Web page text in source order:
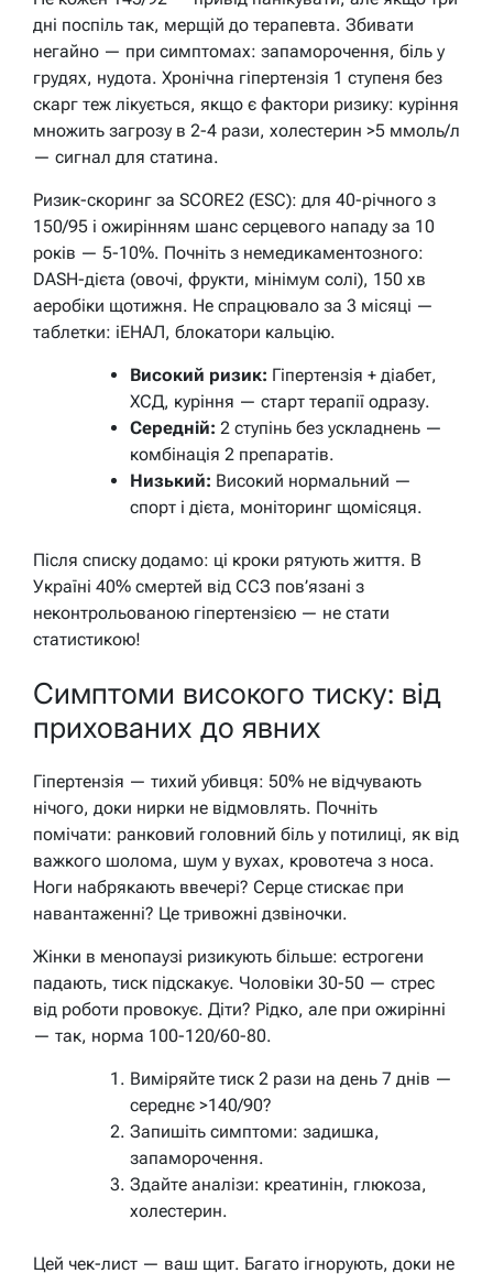
дні поспіль так, мерщій до терапевта. Збивати
негайно — при симптомах: запаморочення, біль у
грудях, нудота. Хронічна гіпертензія 1 ступеня без
скарг теж лікується, якщо є фактори ризику: куріння
множить загрозу в 2-4 рази, холестерин >5 ммоль/л
— сигнал для статина.
Ризик-скоринг за SCORE2 (ESC): для 40-річного з
150/95 і ожирінням шанс серцевого нападу за 10
років — 5-10%. Почніть з немедикаментозного:
DASH-дієта (овочі, фрукти, мінімум солі), 150 хв
аеробіки щотижня. Не спрацювало за 3 місяці —
таблетки: іЕНАЛ, блокатори кальцію.
Високий ризик: Гіпертензія + діабет,
ХСД, куріння — старт терапії одразу.
Середній: 2 ступінь без ускладнень —
комбінація 2 препаратів.
Низький: Високий нормальний —
спорт і дієта, моніторинг щомісяця.
Після списку додамо: ці кроки рятують життя. В
Україні 40% смертей від ССЗ пов’язані з
неконтрольованою гіпертензією — не стати
статистикою!
Симптоми високого тиску: від
прихованих до явних
Гіпертензія — тихий убивця: 50% не відчувають
нічого, доки нирки не відмовлять. Почніть
помічати: ранковий головний біль у потилиці, як від
важкого шолома, шум у вухах, кровотеча з носа.
Ноги набрякають ввечері? Серце стискає при
навантаженні? Це тривожні дзвіночки.
Жінки в менопаузі ризикують більше: естрогени
падають, тиск підскакує. Чоловіки 30-50 — стрес
від роботи провокує. Діти? Рідко, але при ожирінні
— так, норма 100-120/60-80.
Виміряйте тиск 2 рази на день 7 днів —
середнє >140/90?
Запишіть симптоми: задишка,
запаморочення.
Здайте аналізи: креатинін, глюкоза,
холестерин.
Цей чек-лист — ваш щит. Багато ігнорують, доки не